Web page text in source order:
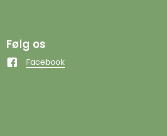
Følg os
Facebook